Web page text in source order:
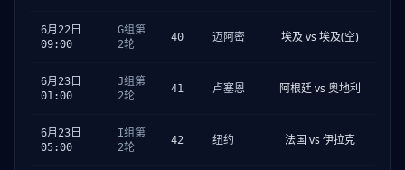
6月22日
09:00
G组第
2轮
40 迈阿密 埃及 vs 埃及(空)
6月23日
01:00
J组第
2轮
41 卢塞恩 阿根廷 vs 奥地利
6月23日
05:00
I组第
2轮
42 纽约 法国 vs 伊拉克